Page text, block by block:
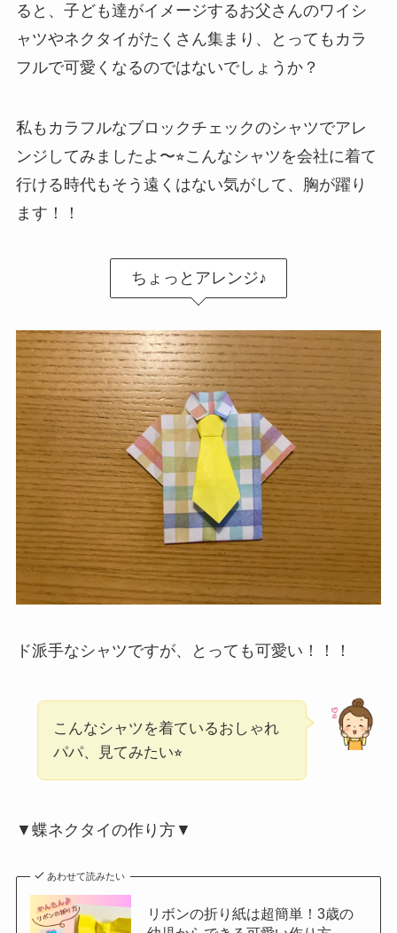
ると、子ども達がイメージするお父さんのワイシ
ャツやネクタイがたくさん集まり、とってもカラ
フルで可愛くなるのではないでしょうか？
私もカラフルなブロックチェックのシャツでアレ
ンジしてみましたよ〜⭐︎こんなシャツを会社に着て
行ける時代もそう遠くはない気がして、胸が躍り
ます！！
ちょっとアレンジ♪
ド派手なシャツですが、とっても可愛い！！！
こんなシャツを着ているおしゃれ
パパ、見てみたい⭐︎
▼蝶ネクタイの作り方▼
あわせて読みたい
リボンの折り紙は超簡単！3歳の